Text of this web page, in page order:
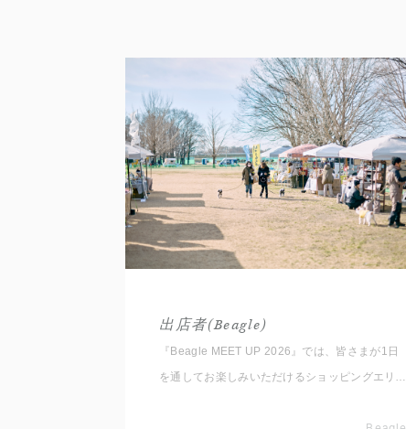
出店者(Beagle)
『Beagle MEET UP 2026』では、皆さまが1日
を通してお楽しみいただけるショッピングエリア